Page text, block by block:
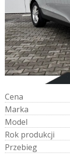
Cena
Marka
Model
Rok produkcji
Przebieg